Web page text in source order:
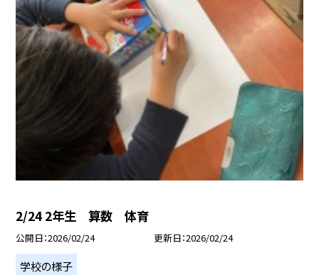
2/24 2年生 算数 体育
公開日 2026/02/24 更新日 2026/02/24
学校の様子